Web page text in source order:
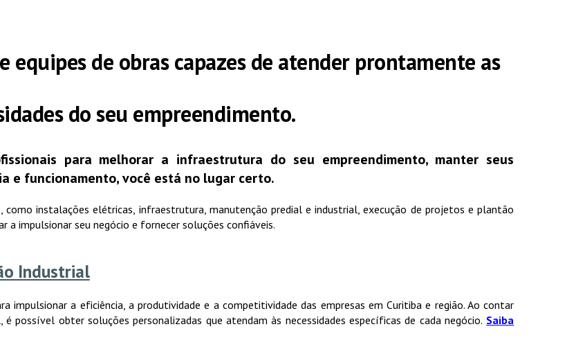
equipesde obrascapazes de atender prontamente as
do seu empreendimento.
para melhorar a infraestrutura do seu empreendimento, manter seus
e funcionamento,você está no lugar certo.
como instalações elétricas, infraestrutura, manutenção predial e industrial, execução de projetos e plantão
a impulsionar seu negócio e fornecer soluções confiáveis.
Industrial
a eficiência, a produtividade e a competitividade das empresas em Curitiba e região. Ao contar
possível obter soluções personalizadas que atendam às necessidades específicas de cada negócio. Saiba